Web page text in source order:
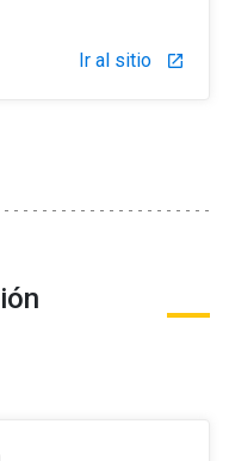
Ir al sitio launch